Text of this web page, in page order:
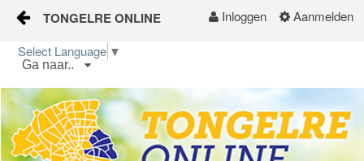
Naar content
Inloggen Aanmelden
TONGELRE ONLINE
Home
Wijkgids
Kalender
Ga naar..
Select Language ▼